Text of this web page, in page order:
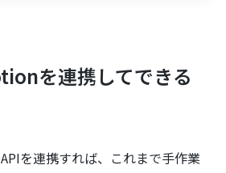
を連携してできる
を連携すれば、これまで手作業